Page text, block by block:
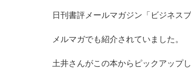
日刊書評メールマガジン「ビジネス
メルマガでも紹介されていました。
土井さんがこの本からピックアップ